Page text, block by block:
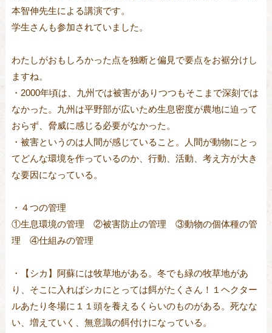
本智伸先生による講演です。
学生さんも参加されていました。
わたしがおもしろかった点を独断と偏見で要点をお裾分けし
ますね。
・2000年頃は、九州では被害がありつつもそこまで深刻では
なかった。九州は平野部が広いため生息密度が農地に迫って
おらず、脅威に感じる必要がなかった。
・被害というのは人間が感じていること。人間が動物にとっ
てどんな環境を作っているのか、行動、活動、考え方が大き
な要因になっている。
・４つの管理
①生息環境の管理 ②被害防止の管理 ③動物の個体種の管
理 ④仕組みの管理
・【シカ】阿蘇には牧草地がある。冬でも緑の牧草地があ
り、そこに入ればシカにとっては餌がたくさん！１ヘクター
ルあたり冬場に１１頭を養えるくらいのものがある。死なな
い、増えていく、無意識の餌付けになっている。